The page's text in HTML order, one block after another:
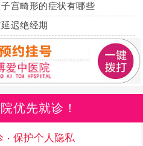
宫畸形的症状有哪些
迟绝经期
优先就诊！
保护个人隐私